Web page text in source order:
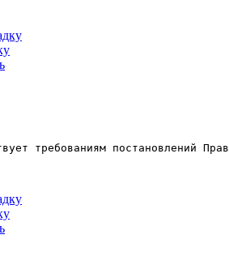
требованиям постановлений